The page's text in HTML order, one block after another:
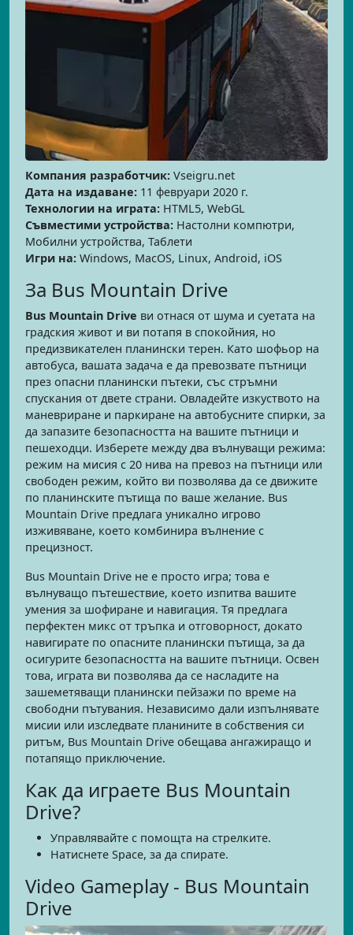
Компания разработчик: Vseigru.net
Дата на издаване: 11 февруари 2020 г.
Технологии на играта: HTML5, WebGL
Съвместими устройства: Настолни компютри,
Мобилни устройства, Таблети
Игри на: Windows, MacOS, Linux, Android, iOS
За Bus Mountain Drive
Bus Mountain Drive ви отнася от шума и суетата на
градския живот и ви потапя в спокойния, но
предизвикателен планински терен. Като шофьор на
автобуса, вашата задача е да превозвате пътници
през опасни планински пътеки, със стръмни
спускания от двете страни. Овладейте изкуството на
маневриране и паркиране на автобусните спирки, за
да запазите безопасността на вашите пътници и
пешеходци. Изберете между два вълнуващи режима:
режим на мисия с 20 нива на превоз на пътници или
свободен режим, който ви позволява да се движите
по планинските пътища по ваше желание. Bus
Mountain Drive предлага уникално игрово
изживяване, което комбинира вълнение с
прецизност.
Bus Mountain Drive не е просто игра; това е
вълнуващо пътешествие, което изпитва вашите
умения за шофиране и навигация. Тя предлага
перфектен микс от тръпка и отговорност, докато
навигирате по опасните планински пътища, за да
осигурите безопасността на вашите пътници. Освен
това, играта ви позволява да се насладите на
зашеметяващи планински пейзажи по време на
свободни пътувания. Независимо дали изпълнявате
мисии или изследвате планините в собствения си
ритъм, Bus Mountain Drive обещава ангажиращо и
потапящо приключение.
Как да играете Bus Mountain
Drive?
Управлявайте с помощта на стрелките.
Натиснете Space, за да спирате.
Video Gameplay - Bus Mountain
Drive